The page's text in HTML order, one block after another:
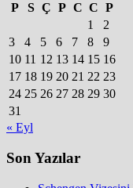
P
S Ç P C C P
1
2
3
4 5 6 7 8
9
10 11 12 13 14 15 16
17 18 19 20 21 22 23
24 25 26 27 28 29 30
31
« Eyl
Son Yazılar